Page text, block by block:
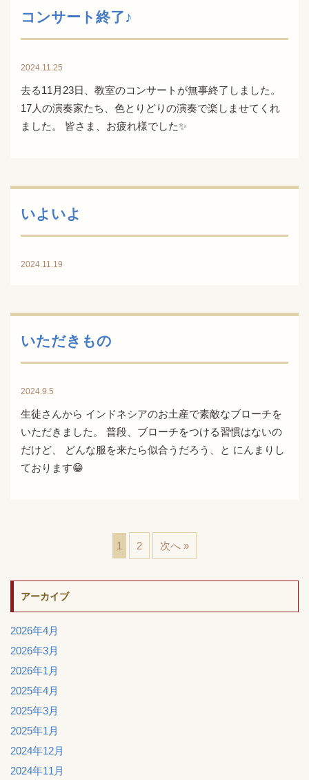
コンサート終了♪
2024.11.25
去る11月23日、教室のコンサートが無事終了しました。
17人の演奏家たち、色とりどりの演奏で楽しませてくれ
ました。 皆さま、お疲れ様でした✨
いよいよ
2024.11.19
いただきもの
2024.9.5
生徒さんから インドネシアのお土産で素敵なブローチを
いただきました。 普段、ブローチをつける習慣はないの
だけど、 どんな服を来たら似合うだろう、と にんまりし
ております😁
1 2 次へ »
アーカイブ
2026年4月
2026年3月
2026年1月
2025年4月
2025年3月
2025年1月
2024年12月
2024年11月